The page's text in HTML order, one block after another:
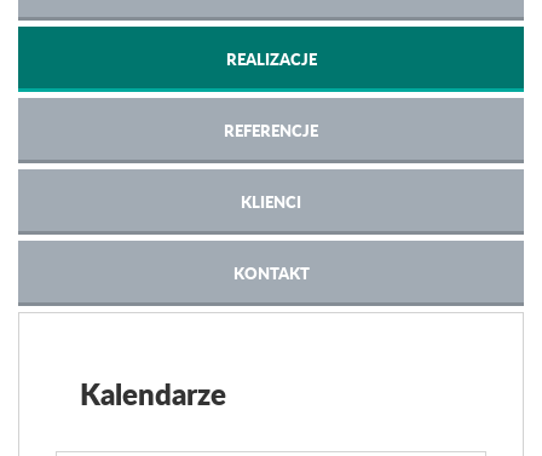
REALIZACJE
REFERENCJE
KLIENCI
KONTAKT
Kalendarze